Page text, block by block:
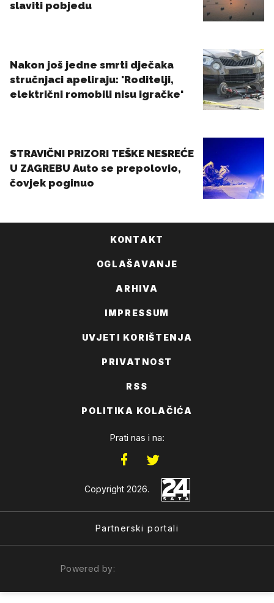
KONTAKT
OGLAŠAVANJE
ARHIVA
IMPRESSUM
UVJETI KORIŠTENJA
PRIVATNOST
RSS
POLITIKA KOLAČIĆA
Prati nas i na:
Copyright 2026.
Partnerski portali
Powered by: